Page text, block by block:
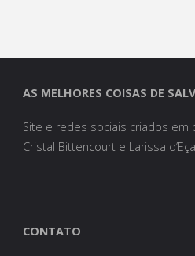
AS MELHORES COISAS DE
Site e redes sociais criados em
Cristal Bittencourt e Larissa d’Eça.
CONTATO